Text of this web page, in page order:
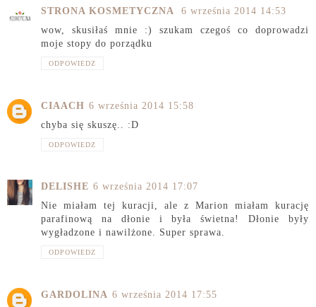
STRONA KOSMETYCZNA
6 września 2014 14:53
wow, skusiłaś mnie :) szukam czegoś co doprowadzi
moje stopy do porządku
ODPOWIEDZ
CIAACH 6 września 2014 15:58
chyba się skuszę.. :D
ODPOWIEDZ
DELISHE 6 września 2014 17:07
Nie miałam tej kuracji, ale z Marion miałam kurację
parafinową na dłonie i była świetna! Dłonie były
wygładzone i nawilżone. Super sprawa.
ODPOWIEDZ
GARDOLINA 6 września 2014 17:55